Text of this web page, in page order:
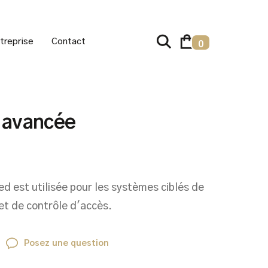
Contact 0
est utilisée pour les systèmes ciblés de
de contrôle d'accès.
Posez une question